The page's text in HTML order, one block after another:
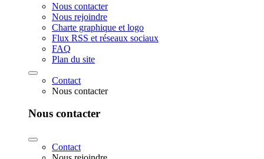
Nous contacter
Nous rejoindre
Charte graphique et logo
Flux RSS et réseaux sociaux
FAQ
Plan du site
Contact
Nous contacter
Nous contacter
Contact